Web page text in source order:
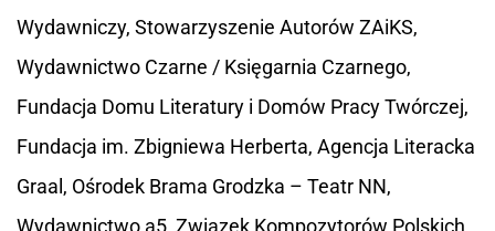
Wydawniczy, Stowarzyszenie Autorów ZAiKS,
Wydawnictwo Czarne / Księgarnia Czarnego,
Fundacja Domu Literatury i Domów Pracy Twórczej,
Fundacja im. Zbigniewa Herberta, Agencja Literacka
Graal, Ośrodek Brama Grodzka – Teatr NN,
Wydawnictwo a5, Związek Kompozytorów Polskich,